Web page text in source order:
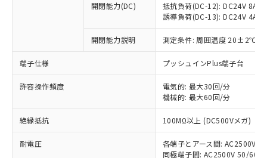
開閉能力(DC)
抵抗負荷(DC-12): DC24V 8A/
誘導負荷(DC-13): DC24V 4A/
開閉能力説明 測定条件: 周囲温度 20±2℃、
端子仕様 プッシュインPlus端子台
許容操作頻度
電気的: 最大30回/分
機械的: 最大60回/分
絶縁抵抗 100MΩ以上 (DC500Vメガ)
耐電圧
各端子とアース間: AC2500V
同極端子間: AC2500V 50/
ご利用条件
以下の条件をお読みいただき、同意のうえ
本サービスは、当社制御機器事業取扱
商品の当社在庫状況および標準価格
対応済み：EU RoHS指令（10物質）の
非含有に対応した製品が提供可能な商品で
対応予定：EU RoHS指令（10物質）の非含
有に対応した製品に切り替える予定のある
対応予定なし：EU RoHS指令（10物質）の
非含有に非対応の商品で、対応品を出す予
定はありません。
調査・確認中：EU RoHS指令（10物質）の
非含有の対応状況を調査中または確認中の